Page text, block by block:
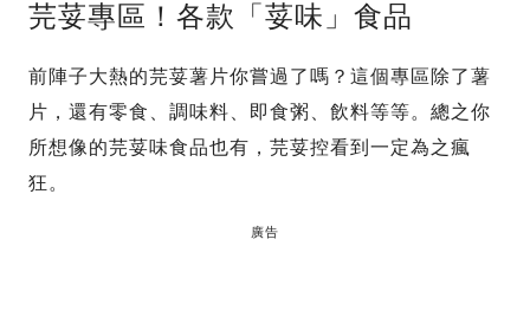
芫荽專區！各款「荽味」食品
前陣子大熱的芫荽薯片你嘗過了嗎？這個專區除了薯
片，還有零食、調味料、即食粥、飲料等等。總之你
所想像的芫荽味食品也有，芫荽控看到一定為之瘋
狂。
廣告